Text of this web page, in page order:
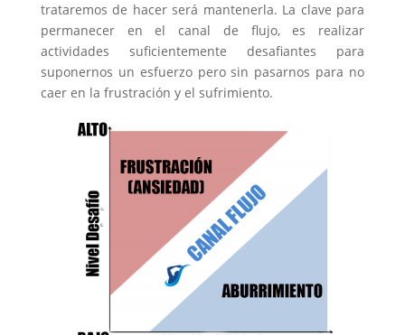
trataremos de hacer será mantenerla. La clave para
permanecer en el canal de flujo, es realizar
actividades suficientemente desafiantes para
suponernos un esfuerzo pero sin pasarnos para no
caer en la frustración y el sufrimiento.